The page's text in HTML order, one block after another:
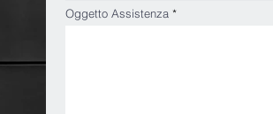
Oggetto Assistenza